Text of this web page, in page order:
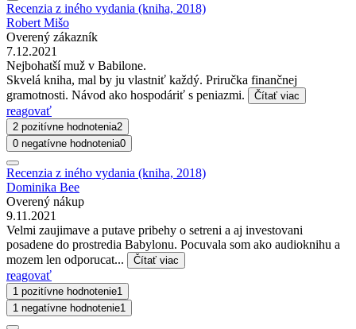
Recenzia z iného vydania (kniha, 2018)
Robert Mišo
Overený zákazník
7.12.2021
Nejbohatší muž v Babilone.
Skvelá kniha, mal by ju vlastniť každý. Priručka finančnej
gramotnosti. Návod ako hospodáriť s peniazmi.
Čítať viac
reagovať
2 pozitívne hodnotenia2
0 negatívne hodnotenia0
Recenzia z iného vydania (kniha, 2018)
Dominika Bee
Overený nákup
9.11.2021
Velmi zaujimave a putave pribehy o setreni a aj investovani
posadene do prostredia Babylonu. Pocuvala som ako audioknihu a
mozem len odporucat...
Čítať viac
reagovať
1 pozitívne hodnotenie1
1 negatívne hodnotenie1